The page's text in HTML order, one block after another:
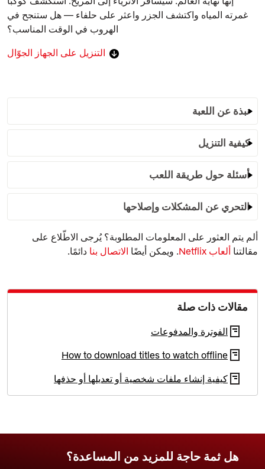
غمرته المياه واكتشف الجزر واعثر على حلفاء — هل ستنجح في
الهروب في الوقت المناسب؟
التنزيل على الجهاز الجوّال
نبذة عن اللعبة
كيفية التنزيل
أسئلة حول طريقة اللعب
التحري عن المشكلات وإصلاحها
ألم يتم العثور على المعلومات المطلوبة؟ يُرجى الاطّلاع على
مقالتنا ألعاب Netflix . ويمكن أيضًا الاتصال بنا دائمًا.
مقالات ذات صلة
الفوترة والمدفوعات
How to download titles to watch offline
كيفية إنشاء ملفات شخصية أو تعديلها أو حذفها
هل ثمة حاجة للمزيد من المساعدة؟